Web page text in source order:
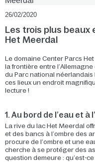
26/02/2020
Les trois plus
Het Meerdal
Le domaine Center Parcs
la frontière entre
du Parc national
ces lieux un endroit
lecture !
1. Au bord de l’eau et à
La rive du lac Het Meerdal
et des bancs à l’ombre des
procure de l’ombre et une
cherche à se protéger des
question demeure : qu’est-ce